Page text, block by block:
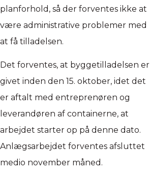
planforhold, så der forventes ikke at
være administrative problemer med
at få tilladelsen.
Det forventes, at byggetilladelsen er
givet inden den 15. oktober, idet det
er aftalt med entreprenøren og
leverandøren af containerne, at
arbejdet starter op på denne dato.
Anlægsarbejdet forventes afsluttet
medio november måned.